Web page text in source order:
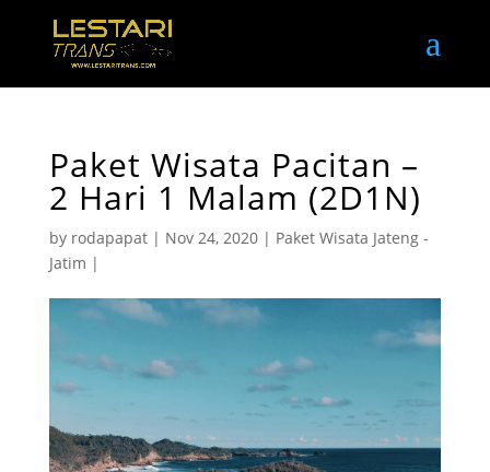
Paket Wisata Pacitan –
2 Hari 1 Malam (2D1N)
by rodapapat| Nov 24, 2020| Paket Wisata Jateng -
Jatim |